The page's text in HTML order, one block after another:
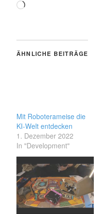
Wird
ÄHNLICHE BEITRÄGE
Mit Roboterameise die
KI-Welt entdecken
1. Dezember 2022
In "Development"